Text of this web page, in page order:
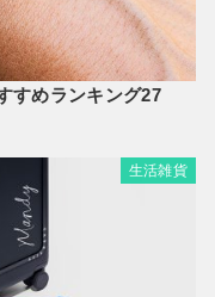
すめランキング27
生活雑貨